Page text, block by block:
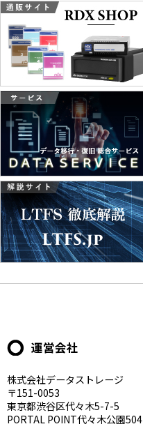
運営会社
株式会社データストレージ
〒151-0053
東京都渋谷区代々木5-7-5
PORTAL POINT代々木公園504